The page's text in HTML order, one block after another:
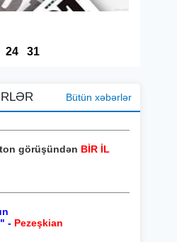
24 31
Bütün xəbərlər
görüşündən BİR İL
- Pezeşkian